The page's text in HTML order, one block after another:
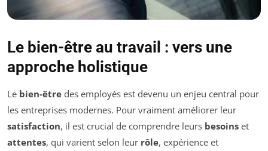
Le bien-être au travail : vers une
approche holistique
Le bien-être des employés est devenu un enjeu central pour
les entreprises modernes. Pour vraiment améliorer leur
satisfaction, il est crucial de comprendre leurs besoins et
attentes, qui varient selon leur rôle, expérience et